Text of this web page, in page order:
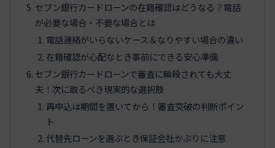
セブン銀行カードローンの在籍確認はどうなる？電話
が必要な場合・不要な場合とは
電話連絡がいらないケース＆なりやすい場合の違い
在籍確認が心配なとき事前にできる安心準備
セブン銀行カードローンで審査に瞬殺されても大丈
夫！次に取るべき現実的な選択肢
再申込は期間を置いてから！審査突破の判断ポイン
ト
代替先ローンを選ぶとき保証会社かぶりに注意